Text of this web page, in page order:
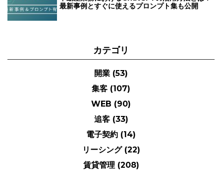
最新事例とすぐに使えるプロンプト集も公開
カテゴリ
開業 (53)
集客 (107)
WEB (90)
追客 (33)
電子契約 (14)
リーシング (22)
賃貸管理 (208)